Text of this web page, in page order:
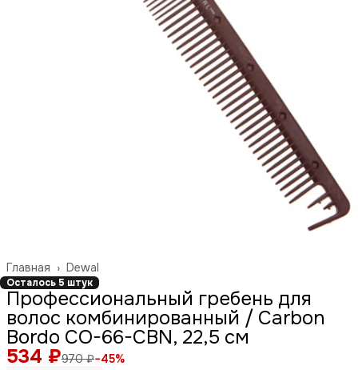
Dewal
Главная ›
Осталось 5 штук
Профессиональный гребень для
волос комбинированный / Carbon
Bordo CO-66-CBN, 22,5 см
534 ₽970 ₽−45%